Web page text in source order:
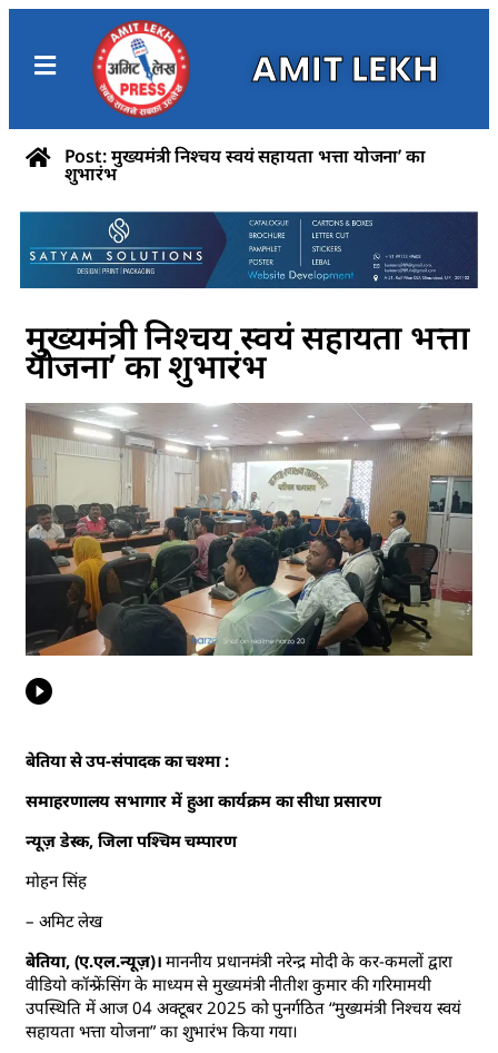
AMIT LEKH
Post: मुख्यमंत्री निश्चय स्वयं सहायता भत्ता योजना’ का
शुभारंभ
मुख्यमंत्री निश्चय स्वयं सहायता भत्ता
योजना’ का शुभारंभ
बेतिया से उप-संपादक का चश्मा :
समाहरणालय सभागार में हुआ कार्यक्रम का सीधा प्रसारण
न्यूज़ डेस्क, जिला पश्चिम चम्पारण
मोहन सिंह
– अमिट लेख
बेतिया, (ए.एल.न्यूज़)। माननीय प्रधानमंत्री नरेन्द्र मोदी के कर-कमलों द्वारा
वीडियो कॉन्फ्रेंसिंग के माध्यम से मुख्यमंत्री नीतीश कुमार की गरिमामयी
उपस्थिति में आज 04 अक्टूबर 2025 को पुनर्गठित “मुख्यमंत्री निश्चय स्वयं
सहायता भत्ता योजना” का शुभारंभ किया गया।